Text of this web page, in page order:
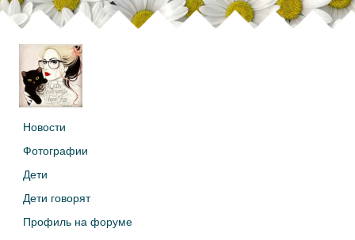
Новости
Фотографии
Дети
Дети говорят
Профиль на форуме